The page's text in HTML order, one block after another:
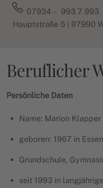
07934 - 993 7 993
Hauptstraße 5 | 97990
Beruflicher
Persönliche Daten
Name: Marion Klapper
geboren: 1967 in Essen
Grundschule,
seit 1993 in